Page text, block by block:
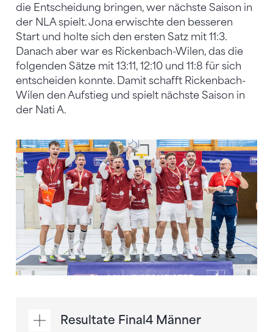
die Entscheidung bringen, wer nächste Saison in
der NLA spielt. Jona erwischte den besseren
Start und holte sich den ersten Satz mit 11:3.
Danach aber war es Rickenbach-Wilen, das die
folgenden Sätze mit 13:11, 12:10 und 11:8 für sich
entscheiden konnte. Damit schafft Rickenbach-
Wilen den Aufstieg und spielt nächste Saison in
der Nati A.
Resultate Final4 Männer